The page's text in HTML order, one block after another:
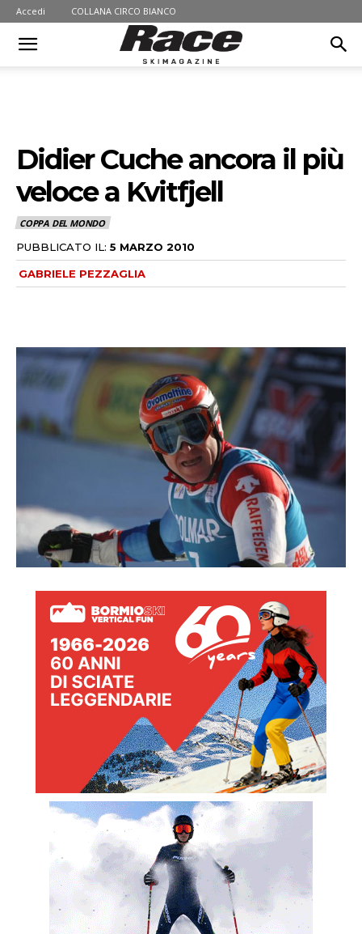
Accedi COLLANA CIRCO BIANCO
Didier Cuche ancora il più
veloce a Kvitfjell
COPPA DEL MONDO
PUBBLICATO IL: 5 MARZO 2010
GABRIELE PEZZAGLIA